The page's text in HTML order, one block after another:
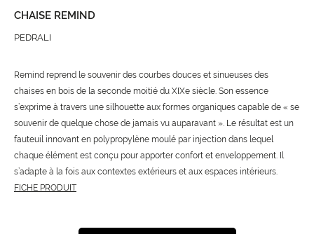
CHAISE REMIND
PEDRALI
Remind reprend le souvenir des courbes douces et sinueuses des
chaises en bois de la seconde moitié du XIXe siècle. Son essence
s’exprime à travers une silhouette aux formes organiques capable de « se
souvenir de quelque chose de jamais vu auparavant ». Le résultat est un
fauteuil innovant en polypropylène moulé par injection dans lequel
chaque élément est conçu pour apporter confort et enveloppement. Il
s’adapte à la fois aux contextes extérieurs et aux espaces intérieurs.
FICHE PRODUIT